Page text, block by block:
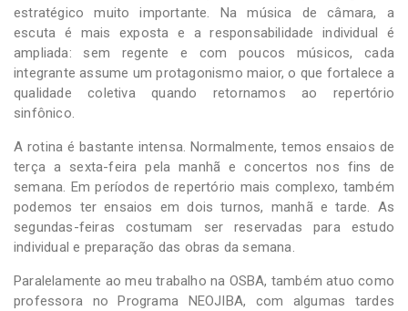
estratégico muito importante. Na música de câmara, a
escuta é mais exposta e a responsabilidade individual é
ampliada: sem regente e com poucos músicos, cada
integrante assume um protagonismo maior, o que fortalece a
qualidade coletiva quando retornamos ao repertório
sinfônico.
A rotina é bastante intensa. Normalmente, temos ensaios de
terça a sexta-feira pela manhã e concertos nos fins de
semana. Em períodos de repertório mais complexo, também
podemos ter ensaios em dois turnos, manhã e tarde. As
segundas-feiras costumam ser reservadas para estudo
individual e preparação das obras da semana.
Paralelamente ao meu trabalho na OSBA, também atuo como
professora no Programa NEOJIBA, com algumas tardes